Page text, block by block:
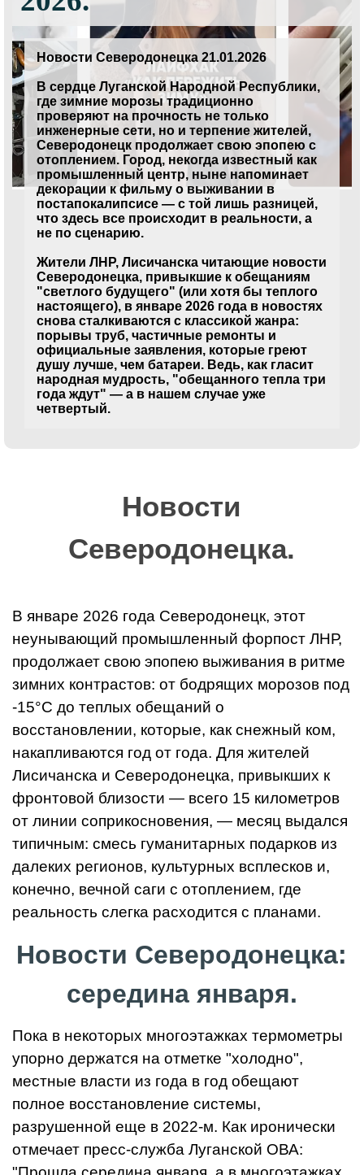
Новости Северодонецка 21.01.2026
В сердце Луганской Народной Республики,
где зимние морозы традиционно
проверяют на прочность не только
инженерные сети, но и терпение жителей,
Северодонецк продолжает свою эпопею с
отоплением. Город, некогда известный как
промышленный центр, ныне напоминает
декорации к фильму о выживании в
постапокалипсисе — с той лишь разницей,
что здесь все происходит в реальности, а
не по сценарию.
Жители ЛНР, Лисичанска читающие новости
Северодонецка, привыкшие к обещаниям
"светлого будущего" (или хотя бы теплого
настоящего), в январе 2026 года в новостях
снова сталкиваются с классикой жанра:
порывы труб, частичные ремонты и
официальные заявления, которые греют
душу лучше, чем батареи. Ведь, как гласит
народная мудрость, "обещанного тепла три
года ждут" — а в нашем случае уже
четвертый.
Новости
Северодонецка.
В январе 2026 года Северодонецк, этот
неунывающий промышленный форпост ЛНР,
продолжает свою эпопею выживания в ритме
зимних контрастов: от бодрящих морозов под
-15°C до теплых обещаний о
восстановлении, которые, как снежный ком,
накапливаются год от года. Для жителей
Лисичанска и Северодонецка, привыкших к
фронтовой близости — всего 15 километров
от линии соприкосновения, — месяц выдался
типичным: смесь гуманитарных подарков из
далеких регионов, культурных всплесков и,
конечно, вечной саги с отоплением, где
реальность слегка расходится с планами.
Новости Северодонецка:
середина января.
Пока в некоторых многоэтажках термометры
упорно держатся на отметке "холодно",
местные власти из года в год обещают
полное восстановление системы,
разрушенной еще в 2022-м. Как иронически
отмечает пресс-служба Луганской ОВА: